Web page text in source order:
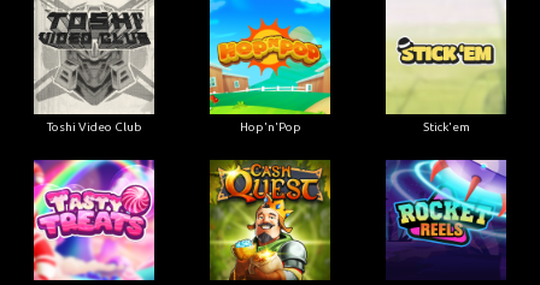
Toshi Video Club Hop'n'Pop Stick'em